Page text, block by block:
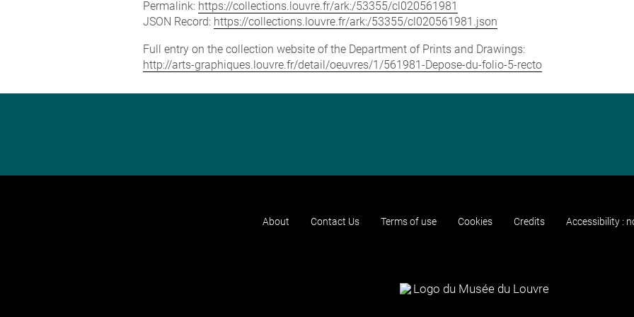
Permalink: https://collections.louvre.fr/ark:/53355/cl020561981
JSON Record: https://collections.louvre.fr/ark:/53355/cl020561981.json
Full entry on the collection website of the Department of Prints and Drawings:
http://arts-graphiques.louvre.fr/detail/oeuvres/1/561981-Depose-du-folio-5-recto
About Contact Us Terms of use Cookies Credits Accessibility :